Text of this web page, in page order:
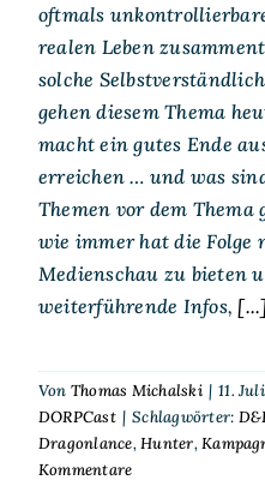
oftmals
realen Leben
solche
gehen diesem Thema
macht ein gutes Ende
erreichen … und was
Themen vor dem Thema
wie immer hat die
Medienschau zu bieten
weiterführende Infos,
Von Thomas Michalski | 11.
DORPCast | Schlagwörter:
Dragonlance,Hunter,
Kommentare